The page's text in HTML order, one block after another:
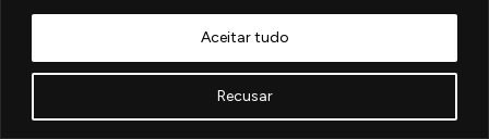
Recusar
Aceitar tudo